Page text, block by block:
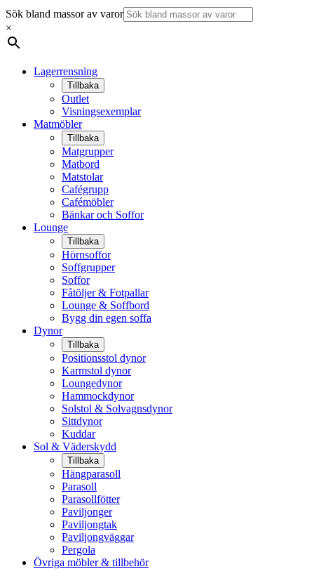
Sök bland massor av varor
×
Lagerrensning
Tillbaka
Outlet
Visningsexemplar
Matmöbler
Tillbaka
Matgrupper
Matbord
Matstolar
Cafégrupp
Cafémöbler
Bänkar och Soffor
Lounge
Tillbaka
Hörnsoffor
Soffgrupper
Soffor
Fåtöljer & Fotpallar
Lounge & Soffbord
Bygg din egen soffa
Dynor
Tillbaka
Positionsstol dynor
Karmstol dynor
Loungedynor
Hammockdynor
Solstol & Solvagnsdynor
Sittdynor
Kuddar
Sol & Väderskydd
Tillbaka
Hängparasoll
Parasoll
Parasollfötter
Paviljonger
Paviljongtak
Paviljongväggar
Pergola
Övriga möbler & tillbehör